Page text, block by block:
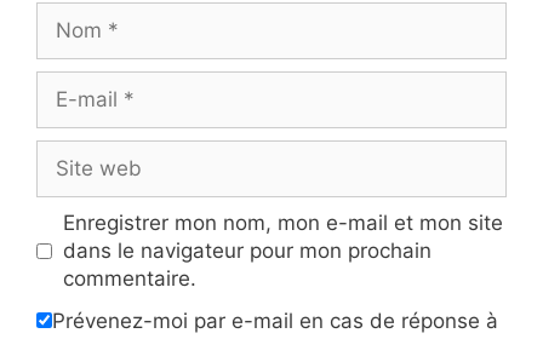
mail
web
Enregistrer mon nom, mon e-mail et mon site
dans le navigateur pour mon prochain
commentaire.
Prévenez-moi par e-mail en cas de réponse à